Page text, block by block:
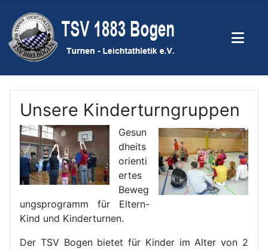
Unsere Kinderturngruppen
Gesun
dheits
orienti
ertes
Beweg
ungsprogramm für Eltern-
Kind und Kinderturnen.
Der TSV Bogen bietet für Kinder im Alter von 2